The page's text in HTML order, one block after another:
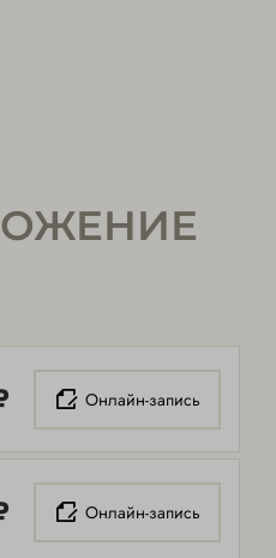
Онлайн-запись
Онлайн-запись